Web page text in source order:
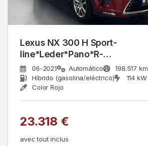
Lexus NX 300 H Sport-
line*Leder*Pano*R-
Cam*Navi*SHZ*LE
06-2021 Automático
198.517 km
Híbrido (gasolina/eléctrico)
114 kW
Color Rojo
23.318 €
avec tout inclus